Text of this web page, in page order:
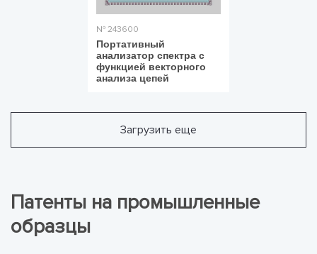
№ 243600
Портативный
анализатор спектра с
функцией векторного
анализа цепей
Загрузить еще
Патенты на промышленные
образцы